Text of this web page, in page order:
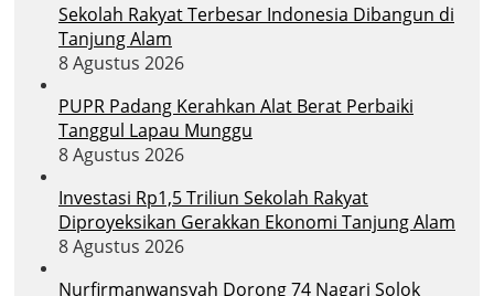
Sekolah Rakyat Terbesar Indonesia Dibangun di
Tanjung Alam
8 Agustus 2026
PUPR Padang Kerahkan Alat Berat Perbaiki
Tanggul Lapau Munggu
8 Agustus 2026
Investasi Rp1,5 Triliun Sekolah Rakyat
Diproyeksikan Gerakkan Ekonomi Tanjung Alam
8 Agustus 2026
Nurfirmanwansyah Dorong 74 Nagari Solok